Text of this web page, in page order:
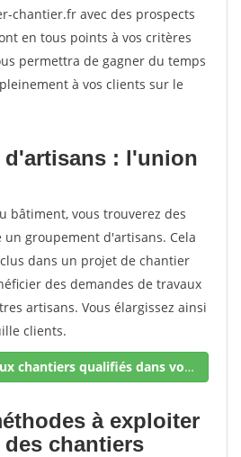
chantier.fr avec des prospects
en tous points à vos critères
permettra de gagner du temps
à vos clients sur le
d'artisans : l'union
bâtiment, vous trouverez des
groupement d'artisans. Cela
dans un projet de chantier
des demandes de travaux
artisans. Vous élargissez ainsi
clients.
Trouver de nouveaux chantiers qualifiés dans votre secteur !
à exploiter
chantiers